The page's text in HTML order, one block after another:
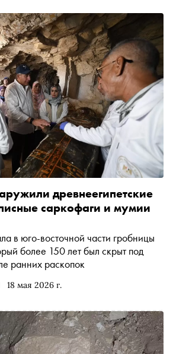
18 мая 2026 г.
древнеегипетские
саркофаги и мумии
в юго-восточной части гробницы
более 150 лет был скрыт под
ранних раскопок